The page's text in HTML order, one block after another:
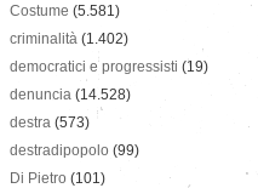
Costume (5.581)
criminalità (1.402)
democratici e progressisti (19)
denuncia (14.528)
destra (573)
destradipopolo (99)
Di Pietro (101)